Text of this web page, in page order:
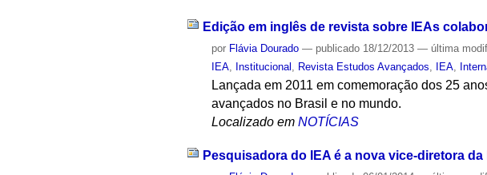
Edição em inglês de revista sobre IEAs
por Flávia Dourado — publicado 18/12/2013— última
IEA Institucional Revista Estudos Avançados IEA
Lançada em 2011 em comemoração dos 25
avançados no Brasil e no mundo.
Localizado em NOTÍCIAS
Pesquisadora do IEA é a nova vice-diretora da